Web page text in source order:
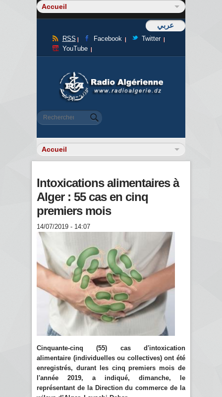
عربي
RSS Facebook
Twitter
YouTube
Formulaire de recherche
Rechercher
Intoxications alimentaires à
Alger : 55 cas en cinq
premiers mois
14/07/2019 - 14:07
Cinquante-cinq (55) cas d'intoxication
alimentaire (individuelles ou collectives) ont été
enregistrés, durant les cinq premiers mois de
l'année 2019, a indiqué, dimanche, le
représentant de la Direction du commerce de la